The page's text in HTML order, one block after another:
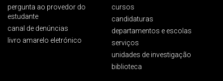
pergunta ao provedor do
estudante
canal de denúncias
livro amarelo eletrónico
cursos
candidaturas
departamentos e escolas
serviços
unidades de investigação
biblioteca